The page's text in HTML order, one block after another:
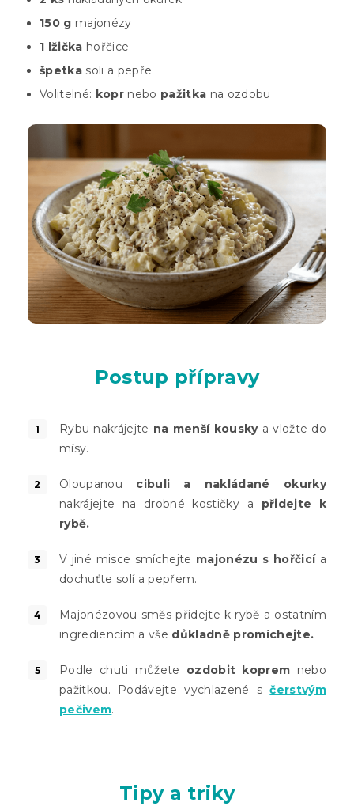
150 g majonézy
1 lžička hořčice
špetka soli a pepře
Volitelné: koprnebo pažitka na ozdobu
Postup přípravy
Rybu nakrájejte na menší kouskya vložte do
mísy.
Oloupanou cibuli a nakládané okurky
nakrájejte na drobné kostičky a přidejte k
rybě.
V jiné misce smíchejte majonézu s hořčicía
dochuťte solí a pepřem.
Majonézovou směs přidejte k rybě a ostatním
ingrediencím a vše důkladně promíchejte.
Podle chuti můžete ozdobit koprem nebo
pažitkou. Podávejte vychlazené sčerstvým
pečivem.
Tipy a triky